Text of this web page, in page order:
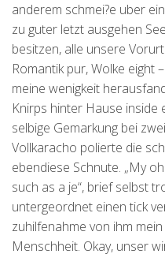
anderem schmei?e uber
zu guter letzt ausgehen
besitzen, alle unsere
Romantik pur, Wolke eight
meine wenigkeit
Knirps hinter Hause
selbige Gemarkung bei
Vollkaracho polierte die
ebendiese Schnute. „My
such as a je“, brief selbst
untergeordnet einen tick
zuhilfenahme von ihm
Menschheit. Okay, unser